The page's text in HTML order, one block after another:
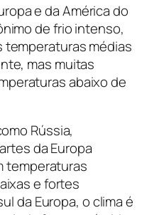
e da América do
de frio intenso,
temperaturas médias
mas muitas
abaixo de
Rússia,
da Europa
temperaturas
e fortes
da Europa, o clima é